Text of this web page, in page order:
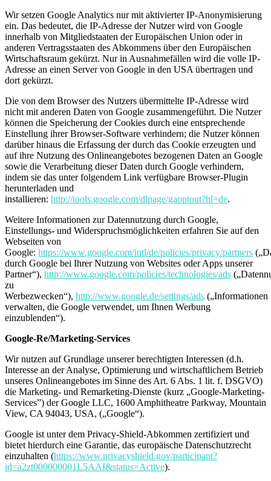
Wir setzen Google Analytics nur mit aktivierter IP-Anonymisierung
ein. Das bedeutet, die IP-Adresse der Nutzer wird von Google
innerhalb von Mitgliedstaaten der Europäischen Union oder in
anderen Vertragsstaaten des Abkommens über den Europäischen
Wirtschaftsraum gekürzt. Nur in Ausnahmefällen wird die volle IP-
Adresse an einen Server von Google in den USA übertragen und
dort gekürzt.
Die von dem Browser des Nutzers übermittelte IP-Adresse wird
nicht mit anderen Daten von Google zusammengeführt. Die Nutzer
können die Speicherung der Cookies durch eine entsprechende
Einstellung ihrer Browser-Software verhindern; die Nutzer können
darüber hinaus die Erfassung der durch das Cookie erzeugten und
auf ihre Nutzung des Onlineangebotes bezogenen Daten an Google
sowie die Verarbeitung dieser Daten durch Google verhindern,
indem sie das unter folgendem Link verfügbare Browser-Plugin
herunterladen und
installieren: http://tools.google.com/dlpage/gaoptout?hl=de.
Weitere Informationen zur Datennutzung durch Google,
Einstellungs- und Widerspruchsmöglichkeiten erfahren Sie auf den
Webseiten von
Google: https://www.google.com/intl/de/policies/privacy/partners
durch Google bei Ihrer Nutzung von Websites oder Apps unserer
Partner“), http://www.google.com/policies/technologies/ads
zu
Werbezwecken“), http://www.google.de/settings/ads („Informationen
verwalten, die Google verwendet, um Ihnen Werbung
einzublenden“).
Google-Re/Marketing-Services
Wir nutzen auf Grundlage unserer berechtigten Interessen (d.h.
Interesse an der Analyse, Optimierung und wirtschaftlichem Betrieb
unseres Onlineangebotes im Sinne des Art. 6 Abs. 1 lit. f. DSGVO)
die Marketing- und Remarketing-Dienste (kurz „Google-Marketing-
Services”) der Google LLC, 1600 Amphitheatre Parkway, Mountain
View, CA 94043, USA, („Google“).
Google ist unter dem Privacy-Shield-Abkommen zertifiziert und
bietet hierdurch eine Garantie, das europäische Datenschutzrecht
einzuhalten (https://www.privacyshield.gov/participant?
id=a2zt000000001L5AAI&status=Active).